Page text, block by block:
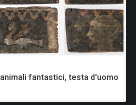
fantastici, testa d'uomo